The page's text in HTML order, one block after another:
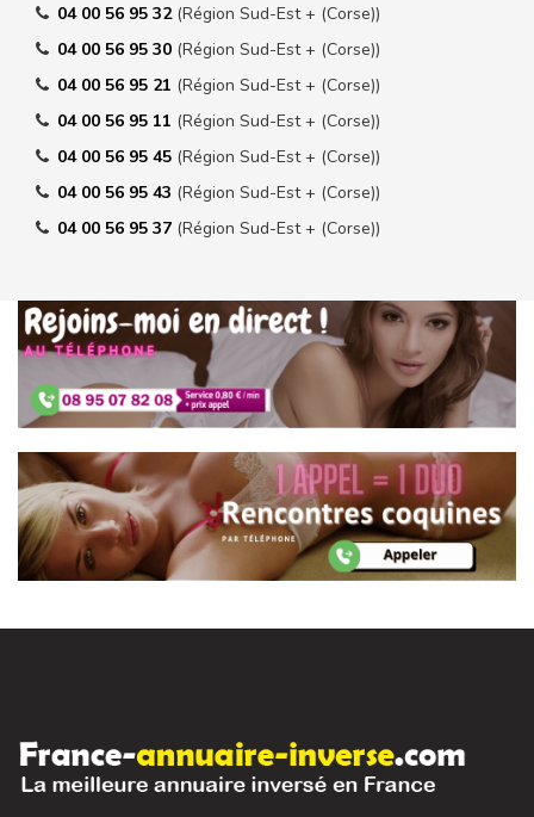
04 00 56 95 32 (Région Sud-Est + (Corse))
04 00 56 95 30 (Région Sud-Est + (Corse))
04 00 56 95 21 (Région Sud-Est + (Corse))
04 00 56 95 11 (Région Sud-Est + (Corse))
04 00 56 95 45 (Région Sud-Est + (Corse))
04 00 56 95 43 (Région Sud-Est + (Corse))
04 00 56 95 37 (Région Sud-Est + (Corse))